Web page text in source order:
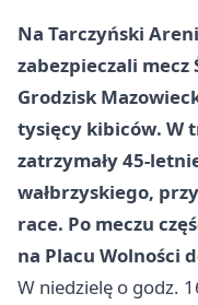
Na Tarczyński
zabezpieczali mecz
Grodzisk
tysięcy kibiców. W
zatrzymały 45-
wałbrzyskiego,
race. Po meczu
na Placu Wolności
W niedzielę o godz.